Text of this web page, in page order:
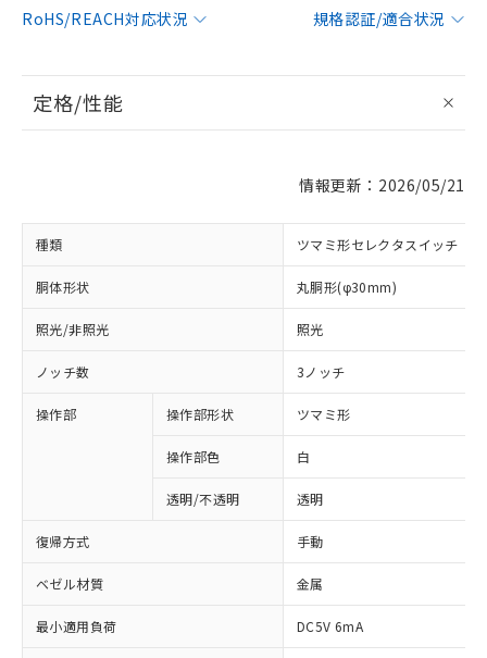
RoHS/REACH対応状況
規格認証/適合状況
定格/性能
情報更新：2026/05/21
種類 ツマミ形セレクタスイッチ
胴体形状 丸胴形(φ30mm)
照光/非照光 照光
ノッチ数 3ノッチ
操作部 操作部形状 ツマミ形
操作部色 白
透明/不透明 透明
復帰方式 手動
ベゼル材質 金属
最小適用負荷 DC5V 6mA